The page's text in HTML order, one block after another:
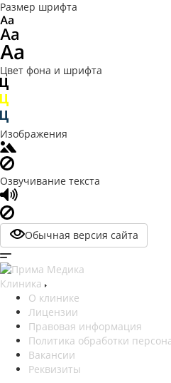
Размер шрифта
Цвет фона и шрифта
Изображения
Озвучивание текста
Обычная версия сайта
Клиника
О клинике
Лицензии
Правовая информация
Политика обработки
Вакансии
Реквизиты